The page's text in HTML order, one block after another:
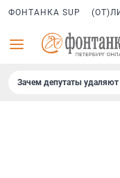
ФОНТАНКА SUP
Зачем депутаты удаляют